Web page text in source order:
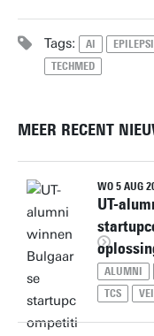
Gebouw: Spiegel Tuin
Persoonlijke pagina
Tags: AI
TECHMED
MEER RECENT
WO 5 AUG
UT-
ALUMNI
TCS